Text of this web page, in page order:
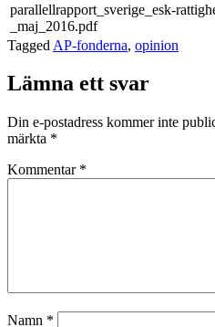
parallellrapport_sverige_esk-
_maj_2016.pdf
Tagged AP-fonderna, opinion
Lämna ett svar
Din e-postadress kommer inte
märkta *
Kommentar *
Namn *